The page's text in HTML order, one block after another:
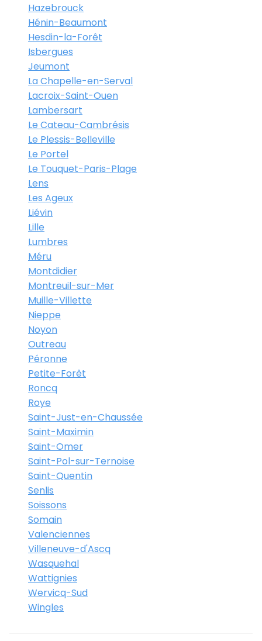
Hazebrouck
Hénin-Beaumont
Hesdin-la-Forêt
Isbergues
Jeumont
La Chapelle-en-Serval
Lacroix-Saint-Ouen
Lambersart
Le Cateau-Cambrésis
Le Plessis-Belleville
Le Portel
Le Touquet-Paris-Plage
Lens
Les Ageux
Liévin
Lille
Lumbres
Méru
Montdidier
Montreuil-sur-Mer
Muille-Villette
Nieppe
Noyon
Outreau
Péronne
Petite-Forêt
Roncq
Roye
Saint-Just-en-Chaussée
Saint-Maximin
Saint-Omer
Saint-Pol-sur-Ternoise
Saint-Quentin
Senlis
Soissons
Somain
Valenciennes
Villeneuve-d'Ascq
Wasquehal
Wattignies
Wervicq-Sud
Wingles